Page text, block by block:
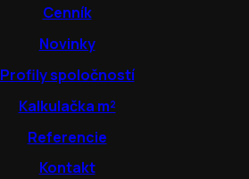
Cenník
Novinky
Profily spoločností
Kalkulačka m²
Referencie
Kontakt